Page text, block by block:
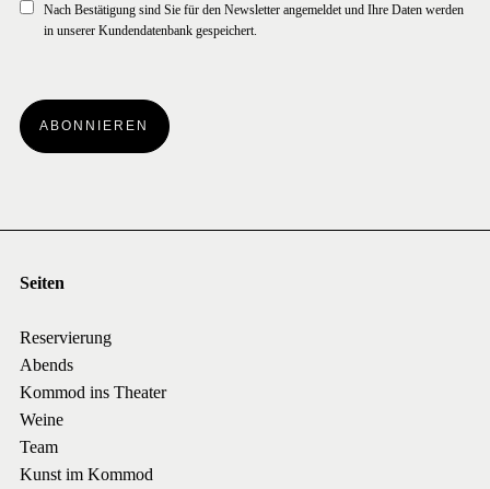
Nach Bestätigung sind Sie für den Newsletter angemeldet und Ihre Daten werden
in unserer Kundendatenbank gespeichert.
ABONNIEREN
Seiten
Reservierung
Abends
Kommod ins Theater
Weine
Team
Kunst im Kommod